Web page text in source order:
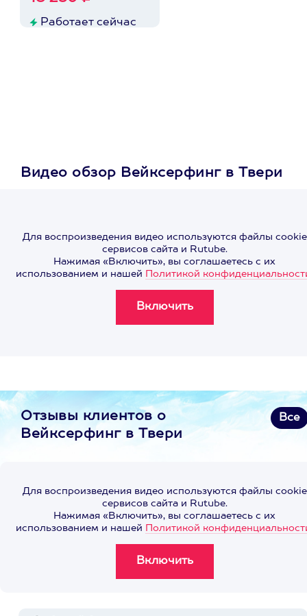
Работает сейчас
Видео обзор Вейксерфинг в Твери
Для воспроизведения видео используются файлы cookie
сервисов сайта и Rutube.
Нажимая «Включить», вы соглашаетесь с их
использованием и нашей Политикой
Отзывы клиентов о
Вейксерфинг в Твери
Все
Для воспроизведения видео используются файлы cookie
сервисов сайта и Rutube.
Нажимая «Включить», вы соглашаетесь с их
использованием и нашей Политикой